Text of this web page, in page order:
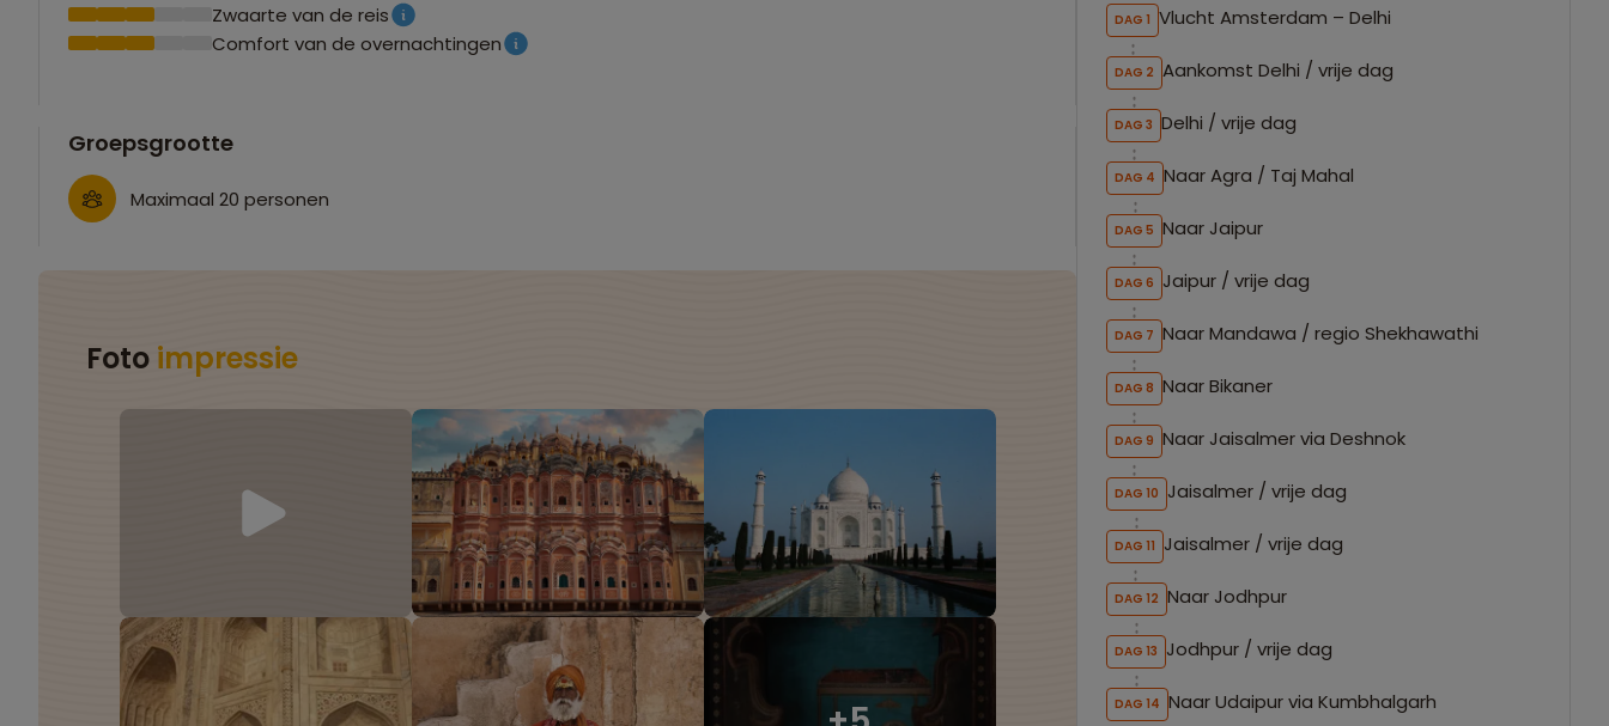
Zwaarte van de reis
Comfort van de overnachtingen
Groepsgrootte
Maximaal 20 personen
Foto impressie
DAG 1 Vlucht Amsterdam – Delhi
DAG 2 Aankomst Delhi / vrije dag
DAG 3 Delhi / vrije dag
DAG 4 Naar Agra / Taj Mahal
DAG 5 Naar Jaipur
DAG 6 Jaipur / vrije dag
DAG 7 Naar Mandawa / regio Shekhawathi
DAG 8 Naar Bikaner
DAG 9 Naar Jaisalmer via Deshnok
DAG 10 Jaisalmer / vrije dag
DAG 11 Jaisalmer / vrije dag
DAG 12 Naar Jodhpur
DAG 13 Jodhpur / vrije dag
DAG 14 Naar Udaipur via Kumbhalgarh